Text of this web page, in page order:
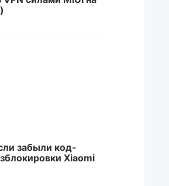
забыли код-
Xiaomi